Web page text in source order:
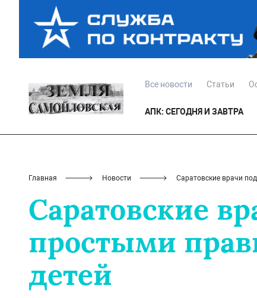
Все новости Статьи
АПК: СЕГОДНЯ И ЗАВТРА
Главная Новости Саратовские врачи
Саратовские
простыми
детей